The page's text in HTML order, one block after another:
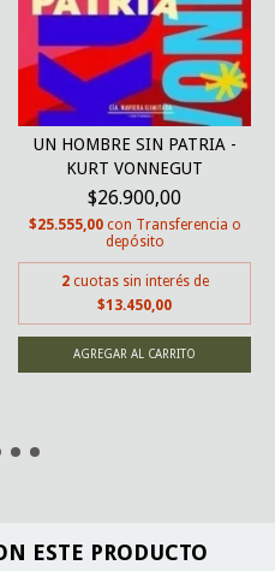
UN HOMBRE SIN PATRIA -
KURT VONNEGUT
$26.900,00
$25.555,00 con Transferencia o
depósito
2 cuotas sin interés de
$13.450,00
ESTE PRODUCTO